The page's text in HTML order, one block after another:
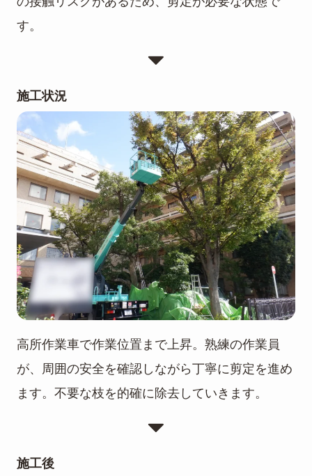
す。
施工状況
高所作業車で作業位置まで上昇。熟練の作業員
が、周囲の安全を確認しながら丁寧に剪定を進め
ます。不要な枝を的確に除去していきます。
施工後